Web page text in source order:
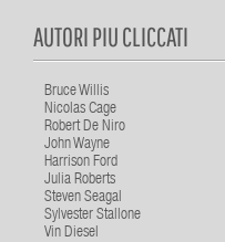
AUTORI PIU CLICCATI
Bruce Willis
Nicolas Cage
Robert De Niro
John Wayne
Harrison Ford
Julia Roberts
Steven Seagal
Sylvester Stallone
Vin Diesel